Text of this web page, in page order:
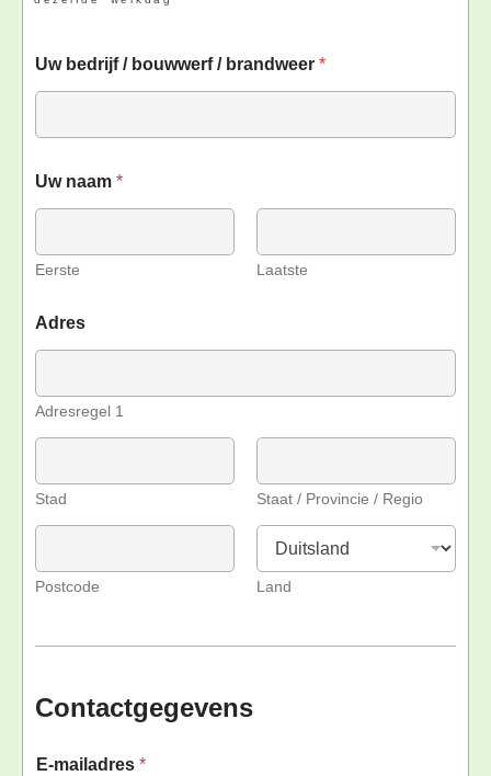
Uw bedrijf / bouwwerf / brandweer *
Uw naam *
Eerste Laatste
Adres
Adresregel 1
Stad Staat / Provincie / Regio
Postcode Land
Contactgegevens
E-mailadres *